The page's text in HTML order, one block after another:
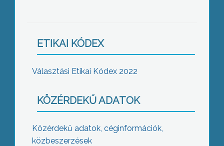
ETIKAI KÓDEX
Választási Etikai Kódex 2022
KÖZÉRDEKŰ ADATOK
Közérdekű adatok, céginformációk,
közbeszerzések